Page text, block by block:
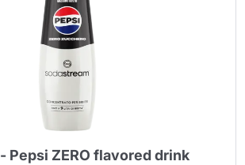
Pepsi ZERO flavored drink